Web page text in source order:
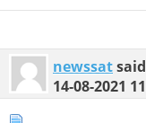
newssat
14-08-2021